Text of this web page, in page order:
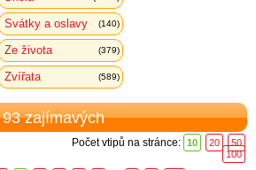
Svátky a oslavy (140)
Ze života (379)
Zvířata (589)
zajímavých
Počet vtipů na stránce: 10 20
50
100